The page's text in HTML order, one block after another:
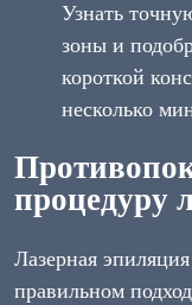
Узнать
зоны и
короткой
несколько
процедуру
Лазерная
правильном